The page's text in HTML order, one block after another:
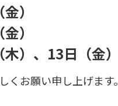
）
）
）、13日（金）
お願い申し上げます。